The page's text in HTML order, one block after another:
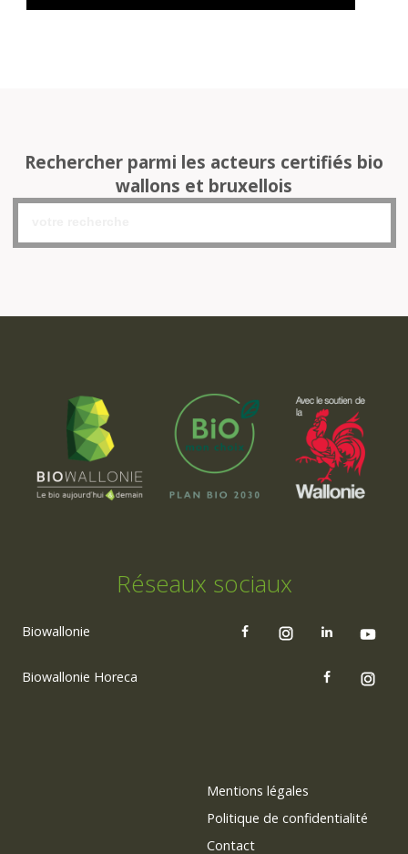
Rechercher parmi les acteurs certifiés bio
wallons et bruxellois
Réseaux sociaux
Biowallonie
Biowallonie Horeca
Mentions légales
Politique de confidentialité
Contact